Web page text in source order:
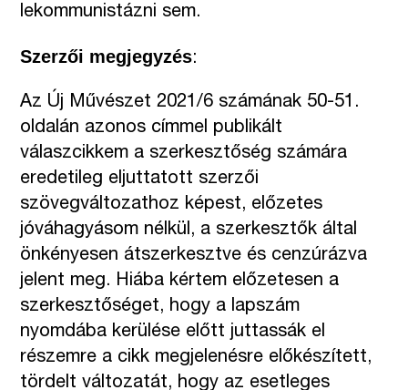
lekommunistázni sem.
Szerzői megjegyzés:
Az Új Művészet 2021/6 számának 50-51.
oldalán azonos címmel publikált
válaszcikkem a szerkesztőség számára
eredetileg eljuttatott szerzői
szövegváltozathoz képest, előzetes
jóváhagyásom nélkül, a szerkesztők által
önkényesen átszerkesztve és cenzúrázva
jelent meg. Hiába kértem előzetesen a
szerkesztőséget, hogy a lapszám
nyomdába kerülése előtt juttassák el
részemre a cikk megjelenésre előkészített,
tördelt változatát, hogy az esetleges